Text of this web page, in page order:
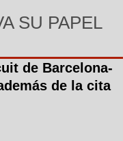
SU PAPEL
de Barcelona-
de la cita